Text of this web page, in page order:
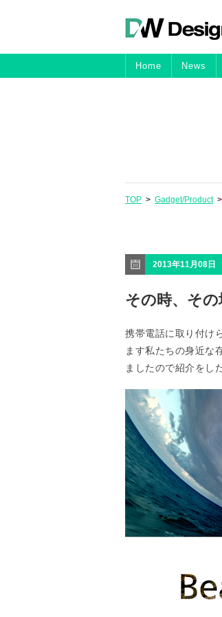
Home News
TOP > Gadget/Product>
2013年11月08日
その時、その
携帯電話に取り付け
ます私たちの身近な
ましたので紹介をし